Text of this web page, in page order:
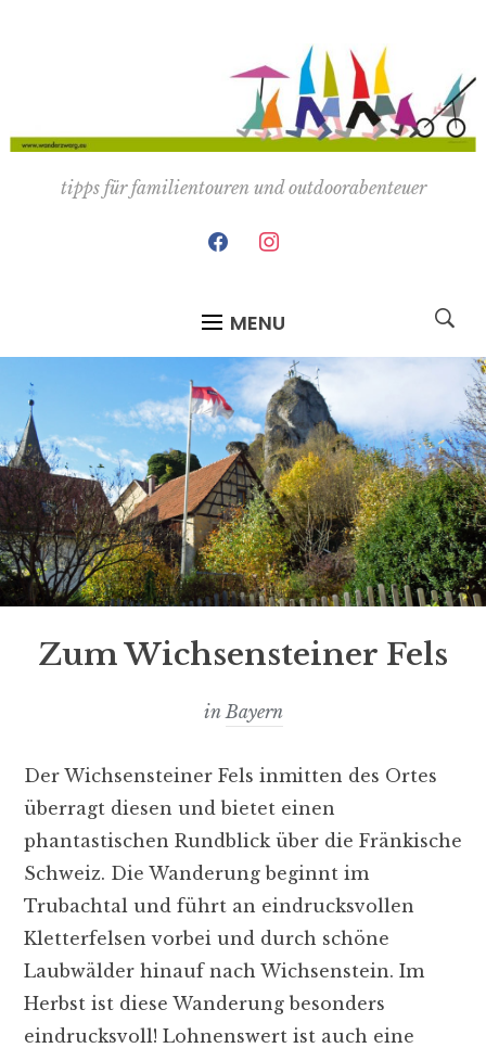
tipps für familientouren und outdoorabenteuer
facebookinstagram
MENU
Zum Wichsensteiner Fels
in Bayern
Der Wichsensteiner Fels inmitten des Ortes
überragt diesen und bietet einen
phantastischen Rundblick über die Fränkische
Schweiz. Die Wanderung beginnt im
Trubachtal und führt an eindrucksvollen
Kletterfelsen vorbei und durch schöne
Laubwälder hinauf nach Wichsenstein. Im
Herbst ist diese Wanderung besonders
eindrucksvoll! Lohnenswert ist auch eine